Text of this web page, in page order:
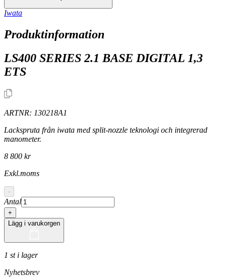
Iwata
Produktinformation
LS400 SERIES 2.1 BASE DIGITAL 1,3
ETS
ARTNR: 130218A1
Lackspruta från iwata med split-nozzle teknologi och integrerad
manometer.
8 800 kr
Exkl.moms
-
Antal
+
Lägg i varukorgen
1 st i lager
Nyhetsbrev